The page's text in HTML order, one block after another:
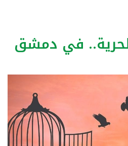
للحرية.. في دمشق